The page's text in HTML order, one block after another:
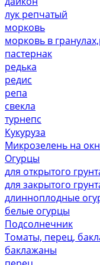
лук репчатый
морковь
морковь в
пастернак
редька
редис
репа
свекла
турнепс
Кукуруза
Микрозелень на
Огурцы
для открытого
для закрытого
длинноплодные
белые огурцы
Подсолнечник
Томаты, перец,
баклажаны